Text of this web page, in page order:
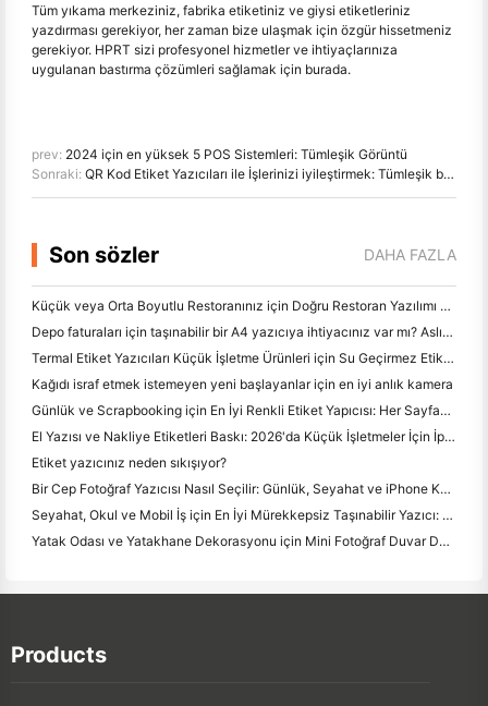
Tüm yıkama merkeziniz, fabrika etiketiniz ve giysi etiketleriniz
yazdırması gerekiyor, her zaman bize ulaşmak için özgür hissetmeniz
gerekiyor. HPRT sizi profesyonel hizmetler ve ihtiyaçlarınıza
uygulanan bastırma çözümleri sağlamak için burada.
prev: 2024 için en yüksek 5 POS Sistemleri: Tümleşik Görüntü
Sonraki: QR Kod Etiket Yazıcıları ile İşlerinizi iyileştirmek: Tümleşik bir rehberlik
Son sözler DAHA FAZLA
Küçük veya Orta Boyutlu Restoranınız için Doğru Restoran Yazılımı Nasıl Seçilir
Depo faturaları için taşınabilir bir A4 yazıcıya ihtiyacınız var mı? Aslında ne çalışır
Termal Etiket Yazıcıları Küçük İşletme Ürünleri için Su Geçirmez Etiketler Yapabilir mi?
Kağıdı israf etmek istemeyen yeni başlayanlar için en iyi anlık kamera
Günlük ve Scrapbooking için En İyi Renkli Etiket Yapıcısı: Her Sayfaya Daha Fazla Renk Ekle
El Yazısı ve Nakliye Etiketleri Baskı: 2026'da Küçük İşletmeler İçin İpuçları
Etiket yazıcınız neden sıkışıyor?
Bir Cep Fotoğraf Yazıcısı Nasıl Seçilir: Günlük, Seyahat ve iPhone Kullanıcıları için Tam Bir Kılavuz
Seyahat, Okul ve Mobil İş için En İyi Mürekkepsiz Taşınabilir Yazıcı: Hanin MT620 Pro İnceleme
Yatak Odası ve Yatakhane Dekorasyonu için Mini Fotoğraf Duvar Düzenleme Fikirleri ve İpuçları
Products